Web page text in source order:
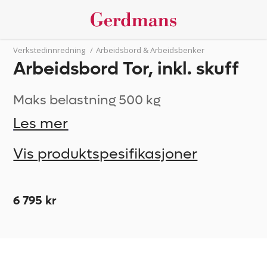
Verkstedinnredning / Arbeidsbord & Arbeidsbenker
Arbeidsbord Tor, inkl. skuff
Maks belastning 500 kg
Les mer
Vis produktspesifikasjoner
6 795 kr